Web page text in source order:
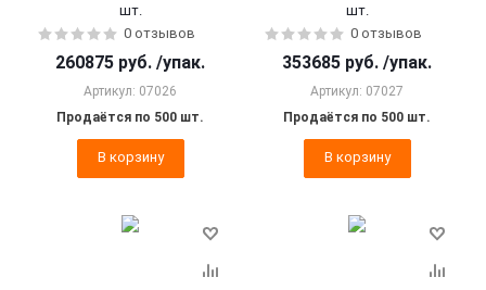
шт.
0 отзывов
260875 руб. /упак.
Артикул: 07026
Продаётся по 500 шт.
В корзину
шт.
0 отзывов
353685 руб. /упак.
Артикул: 07027
Продаётся по 500 шт.
В корзину